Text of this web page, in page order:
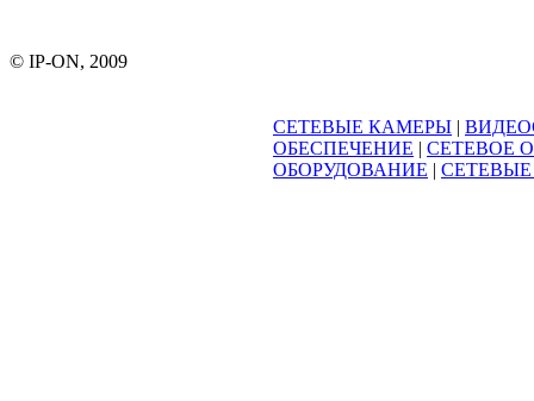
© IP-ON, 2009
СЕТЕВЫЕ КАМЕРЫ |
ОБЕСПЕЧЕНИЕ | СЕТЕВОЕ
ОБОРУДОВАНИЕ |